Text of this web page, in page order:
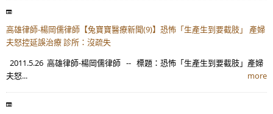
高雄律師-楊岡儒律師【兔寶寶醫療新聞(9)】恐怖「生產生到要截肢」 產婦
夫怒控延誤治療 診所：沒疏失
2011.5.26 高雄律師-楊岡儒律師 -- 標題：恐怖「生產生到要截肢」產婦
夫怒...
more